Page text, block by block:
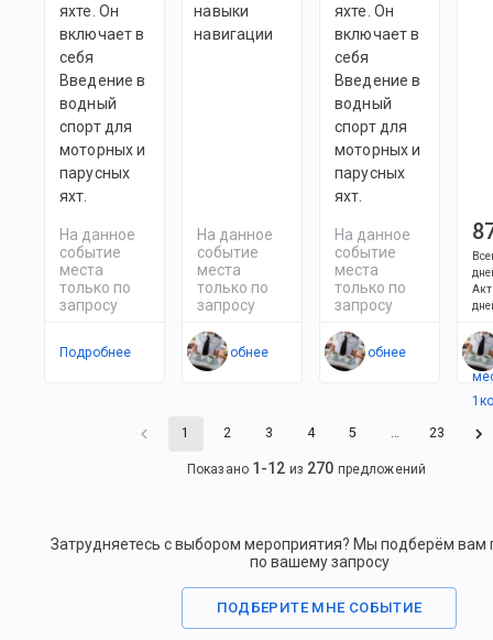
яхте. Он
включает в
себя
Введение в
водный
спорт для
моторных и
парусных
яхт.
На данное
событие
места
только по
запросу
Подробнее
навыки
навигации
На данное
событие
места
только по
запросу
Подробнее
яхте. Он
включает в
себя
Введение в
водный
спорт для
моторных и
парусных
яхт.
На данное
событие
места
только по
запросу
Подробнее
1
1 2 3 4 5 … 23
Показано 1 -12 из 270 предложений
Затрудняетесь с выбором мероприятия? Мы подберём вам
по вашему запросу
ПОДБЕРИТЕ МНЕ СОБЫТИЕ